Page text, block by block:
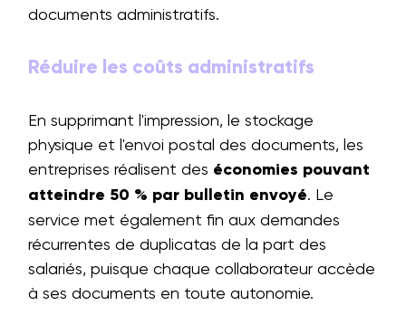
documents administratifs.
Réduire les coûts administratifs
En supprimant l'impression, le stockage
physique et l'envoi postal des documents, les
entreprises réalisent des économies pouvant
atteindre 50 % par bulletin envoyé. Le
service met également fin aux demandes
récurrentes de duplicatas de la part des
salariés, puisque chaque collaborateur accède
à ses documents en toute autonomie.